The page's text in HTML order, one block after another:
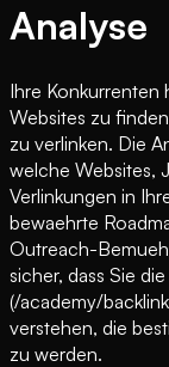
Analyse
Ihre Konkurrenten
Websites zu
zu verlinken. Die
welche Websites,
Verlinkungen in
bewaehrte
Outreach-
sicher, dass Sie
(/academy/
verstehen, die
zu werden.